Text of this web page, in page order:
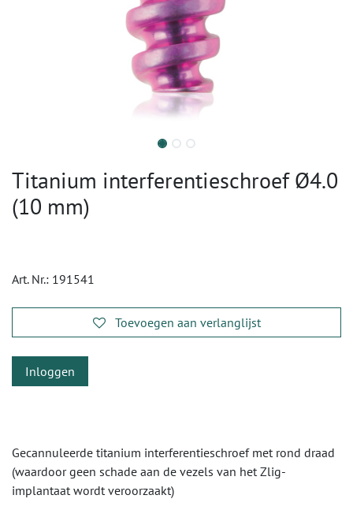
Titanium interferentieschroef Ø4.0
(10 mm)
Art. Nr.: 191541
Toevoegen aan verlanglijst
Inloggen
Gecannuleerde titanium interferentieschroef met rond draad
(waardoor geen schade aan de vezels van het Zlig-
implantaat wordt veroorzaakt)